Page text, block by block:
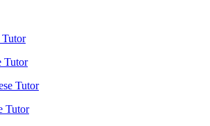
Tutor
Tutor
Tutor